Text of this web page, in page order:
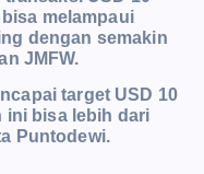
melampaui
dengan semakin
JMFW.
target USD 10
ini bisa lebih dari
Puntodewi.